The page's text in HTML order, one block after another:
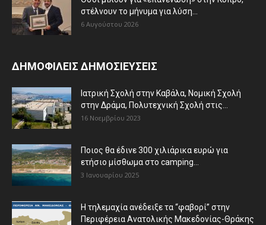
στέλνουν το μήνυμα για λύση...
6 Αυγούστου 2026
ΔΗΜΟΦΙΛΕΙΣ ΔΗΜΟΣΙΕΥΣΕΙΣ
Ιατρική Σχολή στην Καβάλα, Νομική Σχολή
στην Δράμα, Πολυτεχνική Σχολή στις...
16 Νοεμβρίου 2023
Ποιος θα έδινε 300 χιλιάρικα ευρώ για
ετήσιο μίσθωμα στο camping...
3 Ιανουαρίου 2025
Η τηλεμαχία ανέδειξε τα “φαβορί” στην
Περιφέρεια Ανατολικής Μακεδονίας-Θράκης